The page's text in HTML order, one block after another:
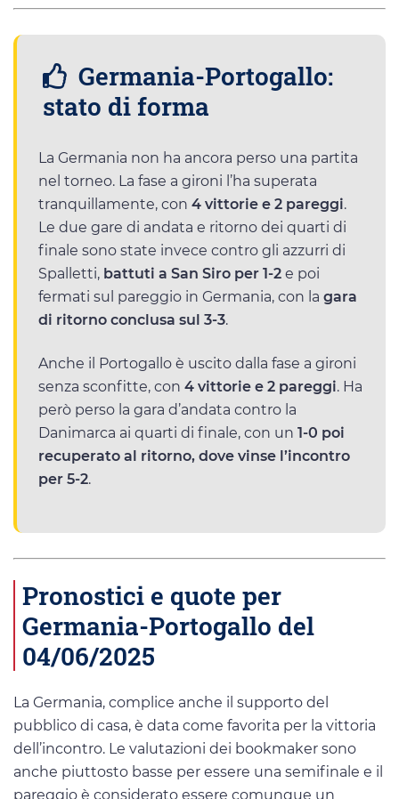
Germania-Portogallo:
stato di forma
La Germania non ha ancora perso una partita
nel torneo. La fase a gironi l’ha superata
tranquillamente, con 4 vittorie e 2 pareggi.
Le due gare di andata e ritorno dei quarti di
finale sono state invece contro gli azzurri di
Spalletti, battuti a San Siro per 1-2 e poi
fermati sul pareggio in Germania, con la gara
di ritorno conclusa sul 3-3.
Anche il Portogallo è uscito dalla fase a gironi
senza sconfitte, con 4 vittorie e 2 pareggi. Ha
però perso la gara d’andata contro la
Danimarca ai quarti di finale, con un 1-0 poi
recuperato al ritorno, dove vinse l’incontro
per 5-2.
Pronostici e quote per
Germania-Portogallo del
04/06/2025
La Germania, complice anche il supporto del
pubblico di casa, è data come favorita per la vittoria
dell’incontro. Le valutazioni dei bookmaker sono
anche piuttosto basse per essere una semifinale e il
pareggio è considerato essere comunque un